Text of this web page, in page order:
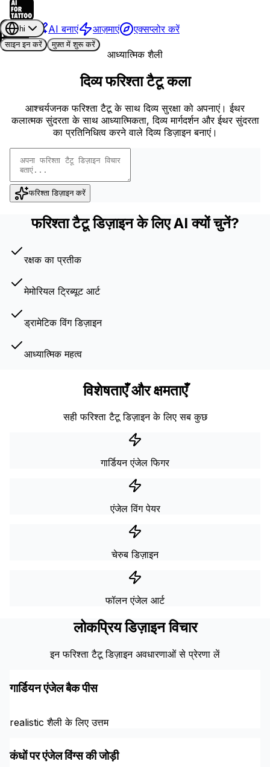
AI बनाएं आज़माएं एक्सप्लोर करें
hi
साइन इन करें
मुफ़्त में शुरू करें
आध्यात्मिक शैली
दिव्य फरिश्ता टैटू कला
आश्चर्यजनक फरिश्ता टैटू के साथ दिव्य सुरक्षा को अपनाएं। ईथर
कलात्मक सुंदरता के साथ आध्यात्मिकता, दिव्य मार्गदर्शन और ईथर सुंदरता
का प्रतिनिधित्व करने वाले दिव्य डिज़ाइन बनाएं।
फरिश्ता डिज़ाइन करें
फरिश्ता टैटू डिज़ाइन के लिए AI क्यों चुनें?
रक्षक का प्रतीक
मेमोरियल ट्रिब्यूट आर्ट
ड्रामेटिक विंग डिज़ाइन
आध्यात्मिक महत्व
विशेषताएँ और क्षमताएँ
सही फरिश्ता टैटू डिज़ाइन के लिए सब कुछ
गार्डियन एंजेल फिगर
एंजेल विंग पेयर
चेरुब डिज़ाइन
फॉलन एंजेल आर्ट
लोकप्रिय डिज़ाइन विचार
इन फरिश्ता टैटू डिज़ाइन अवधारणाओं से प्रेरणा लें
गार्डियन एंजेल बैक पीस
realistic शैली के लिए उत्तम
कंधों पर एंजेल विंग्स की जोड़ी